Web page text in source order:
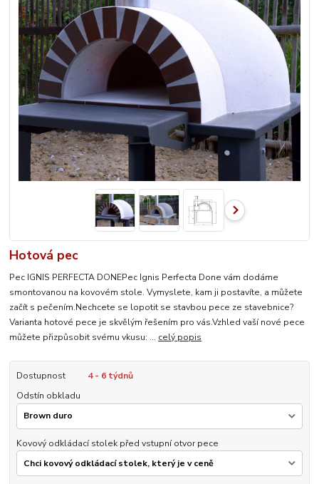
Hotová pec
Pec IGNIS PERFECTA DONEPec Ignis Perfecta Done vám dodáme
smontovanou na kovovém stole. Vymyslete, kam ji postavíte, a můžete
začít s pečením.Nechcete se lopotit se stavbou pece ze stavebnice?
Varianta hotové pece je skvělým řešením pro vás.Vzhled vaší nové pece
můžete přizpůsobit svému vkusu: ... celý popis
Dostupnost
4 - 6 týdnů
Odstín obkladu
Kovový odkládací stolek před vstupní otvor pece